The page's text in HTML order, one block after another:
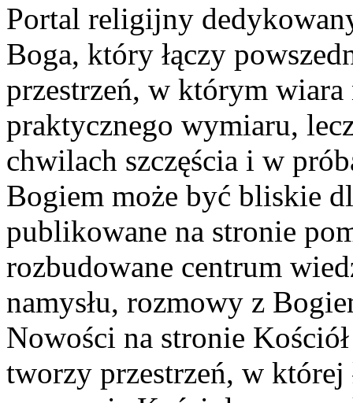
Portal religijny
Boga, który łączy
przestrzeń, w którym
praktycznego wymiaru,
chwilach szczęścia i w
Bogiem może być bliskie
publikowane na stronie
rozbudowane centrum
namysłu, rozmowy z
Nowości na stronie
tworzy przestrzeń, w której